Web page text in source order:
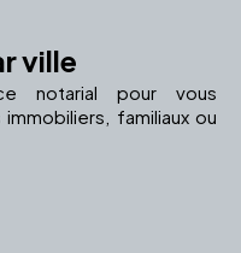
ville
notarial pour vous
familiaux ou